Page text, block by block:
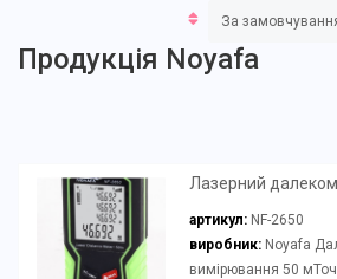
За
Продукція Noyafa
Лазерний
артикул: NF-2650
виробник:Noyafa
вимірювання 50